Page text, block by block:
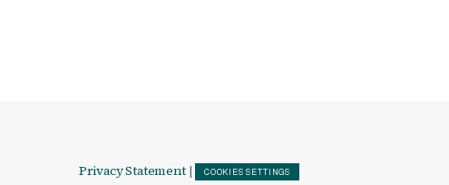
Privacy Statement | COOKIES SETTINGS